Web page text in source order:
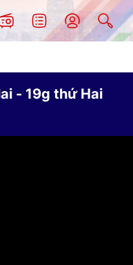
- 19g thứ Hai